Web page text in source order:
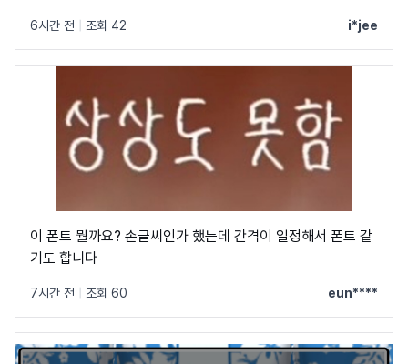
6시간 전 조회 42 i*jee
이 폰트 뭘까요? 손글씨인가 했는데 간격이 일정해서 폰트 같
기도 합니다
7시간 전 조회 60 eun****